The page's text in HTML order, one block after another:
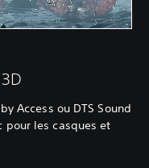
Access ou DTS Sound
pour les casques et